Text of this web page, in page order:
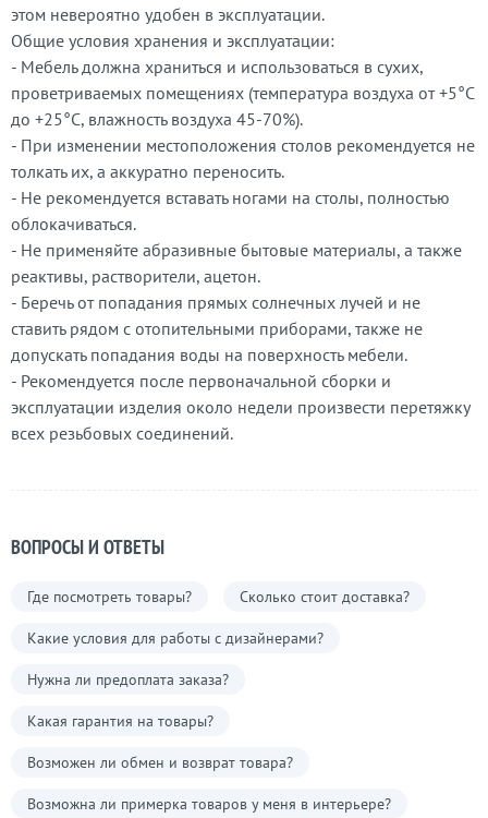
этом невероятно удобен в эксплуатации.
Общие условия хранения и эксплуатации:
- Мебель должна храниться и использоваться в сухих,
проветриваемых помещениях (температура воздуха от +5°C
до +25°C, влажность воздуха 45-70%).
- При изменении местоположения столов рекомендуется не
толкать их, а аккуратно переносить.
- Не рекомендуется вставать ногами на столы, полностью
облокачиваться.
- Не применяйте абразивные бытовые материалы, а также
реактивы, растворители, ацетон.
- Беречь от попадания прямых солнечных лучей и не
ставить рядом с отопительными приборами, также не
допускать попадания воды на поверхность мебели.
- Рекомендуется после первоначальной сборки и
эксплуатации изделия около недели произвести перетяжку
всех резьбовых соединений.
ВОПРОСЫ И ОТВЕТЫ
Где посмотреть товары? Сколько стоит доставка?
Какие условия для работы с дизайнерами?
Нужна ли предоплата заказа?
Какая гарантия на товары?
Возможен ли обмен и возврат товара?
Возможна ли примерка товаров у меня в интерьере?